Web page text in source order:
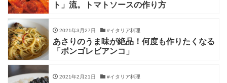
ト」流。トマトソースの作り方
2021年3月27日 #イタリア料理
あさりのうま味が絶品！何度も作りたくなる
「ボンゴレビアンコ」
2021年2月21日 #イタリア料理